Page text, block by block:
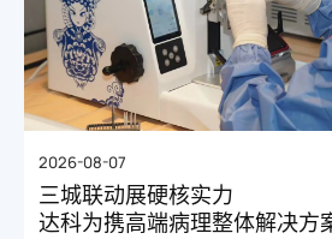
2026-08-07
三城联动展硬核实力
达科为携高端病理整体解决方